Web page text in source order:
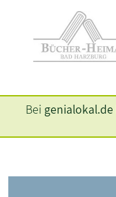
Bei genialokal.de